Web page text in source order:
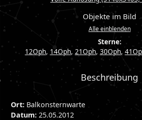
Objekte im Bild
Alle einblenden
Sterne:
12Oph, 14Oph, 21Oph, 30Oph,
IC 4626,NGC 6172,
Beschreibung
Ort: Balkonsternwarte
Datum: 25.05.2012